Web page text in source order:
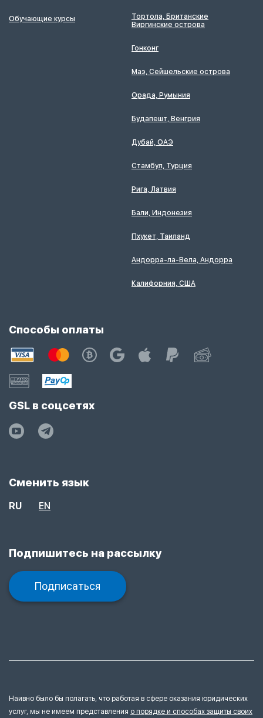
Обучающие курсы
Тортола, Британские
Виргинские острова
Гонконг
Маэ, Сейшельские острова
Орада, Румыния
Будапешт, Венгрия
Дубай, ОАЭ
Стамбул, Турция
Рига, Латвия
Бали, Индонезия
Пхукет, Таиланд
Андорра-ла-Вела, Андорра
Калифорния, США
Способы оплаты
GSL в соцсетях
Сменить язык
RU EN
Подпишитесь на рассылку
Подписаться
Наивно было бы полагать, что работая в сфере оказания юридических
услуг, мы не имеем представления о порядке и способах защиты своих